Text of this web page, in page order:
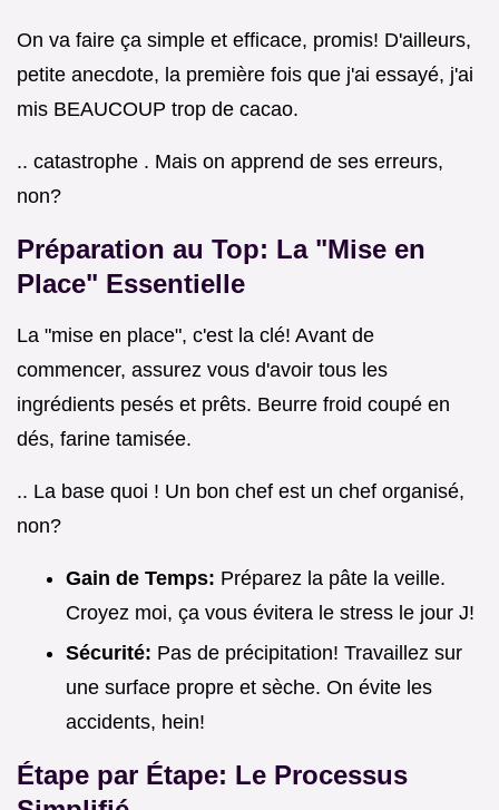
On va faire ça simple et efficace, promis! D'ailleurs,
petite anecdote, la première fois que j'ai essayé, j'ai
mis BEAUCOUP trop de cacao.
.. catastrophe . Mais on apprend de ses erreurs,
non?
Préparation au Top: La "Mise en
Place" Essentielle
La "mise en place", c'est la clé! Avant de
commencer, assurez vous d'avoir tous les
ingrédients pesés et prêts. Beurre froid coupé en
dés, farine tamisée.
.. La base quoi ! Un bon chef est un chef organisé,
non?
Gain de Temps: Préparez la pâte la veille.
Croyez moi, ça vous évitera le stress le jour J!
Sécurité: Pas de précipitation! Travaillez sur
une surface propre et sèche. On évite les
accidents, hein!
Étape par Étape: Le Processus